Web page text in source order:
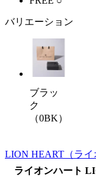
バリエーション
ブラッ
ク
（0BK）
LION HEART （ラ
ライオンハート